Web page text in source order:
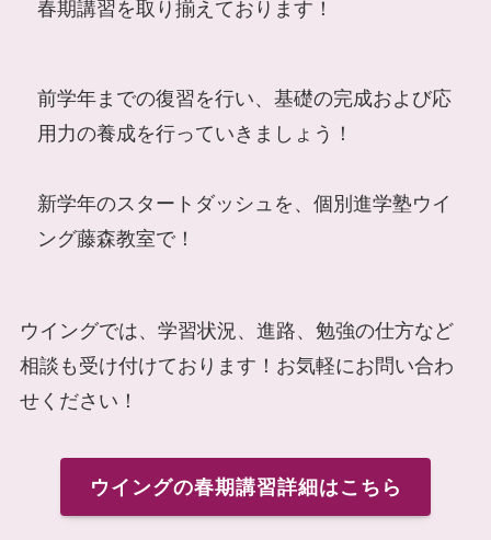
春期講習を取り揃えております！
前学年までの復習を行い、基礎の完成および応
用力の養成を行っていきましょう！
新学年のスタートダッシュを、個別進学塾ウイ
ング藤森教室で！
ウイングでは、学習状況、進路、勉強の仕方など
相談も受け付けております！お気軽にお問い合わ
せください！
ウイングの春期講習詳細はこちら